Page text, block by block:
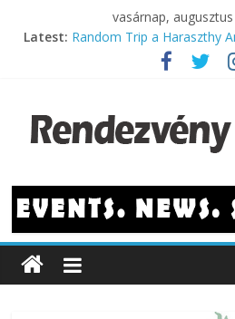
vasárnap,
Latest: Random Trip a Haraszthy
Megújulva hosszabbít a 10
Felpörgött a
A legjobban várt filmek
Magazin
Rendezvényhírek,